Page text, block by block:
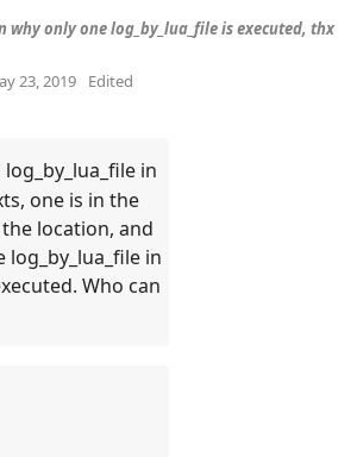
why only one log_by_lua_file is executed, thx
23, 2019 Edited
in
one is in the
location, and
in
Who can